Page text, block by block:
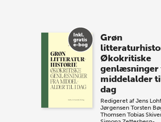
Grøn
Økokritiske
genlæsninger
middelalder
dag
Redigeret af Jens
Jørgensen Torsten
Thomsen Tobias